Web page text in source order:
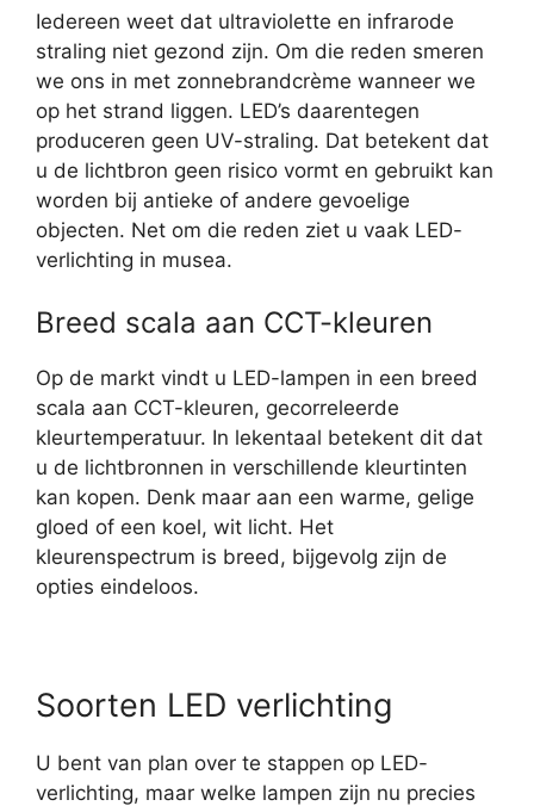
Iedereen weet dat ultraviolette en infrarode
straling niet gezond zijn. Om die reden smeren
we ons in met zonnebrandcrème wanneer we
op het strand liggen. LED’s daarentegen
produceren geen UV-straling. Dat betekent dat
u de lichtbron geen risico vormt en gebruikt kan
worden bij antieke of andere gevoelige
objecten. Net om die reden ziet u vaak LED-
verlichting in musea.
Breed scala aan CCT-kleuren
Op de markt vindt u LED-lampen in een breed
scala aan CCT-kleuren, gecorreleerde
kleurtemperatuur. In lekentaal betekent dit dat
u de lichtbronnen in verschillende kleurtinten
kan kopen. Denk maar aan een warme, gelige
gloed of een koel, wit licht. Het
kleurenspectrum is breed, bijgevolg zijn de
opties eindeloos.
Soorten LED verlichting
U bent van plan over te stappen op LED-
verlichting, maar welke lampen zijn nu precies